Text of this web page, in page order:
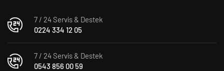
7 / 24 Servis & Destek
0224 334 12 05
7 / 24 Servis & Destek
0543 856 00 59